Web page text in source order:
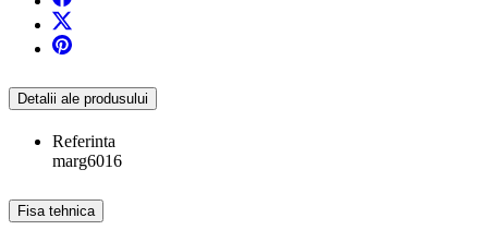
Detalii ale produsului
Referinta
marg6016
Fisa tehnica